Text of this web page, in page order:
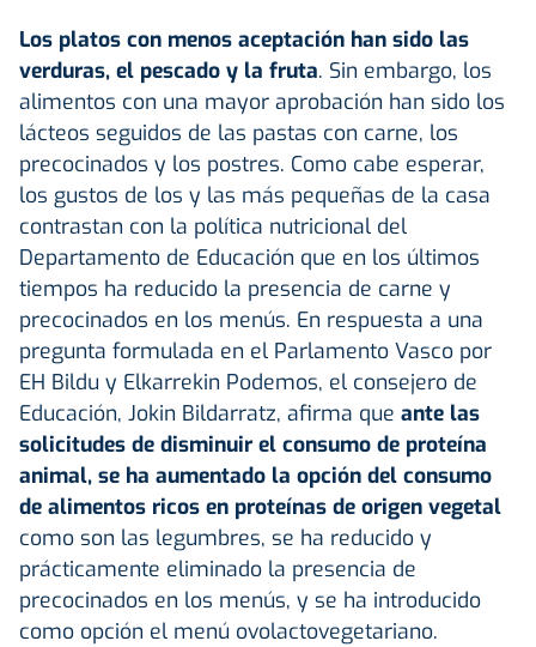
Los platos con menos aceptación han sido las
verduras, el pescado y la fruta. Sin embargo, los
alimentos con una mayor aprobación han sido los
lácteos seguidos de las pastas con carne, los
precocinados y los postres. Como cabe esperar,
los gustos de los y las más pequeñas de la casa
contrastan con la política nutricional del
Departamento de Educación que en los últimos
tiempos ha reducido la presencia de carne y
precocinados en los menús. En respuesta a una
pregunta formulada en el Parlamento Vasco por
EH Bildu y Elkarrekin Podemos, el consejero de
Educación, Jokin Bildarratz, afirma que ante las
solicitudes de disminuir el consumo de proteína
animal, se ha aumentado la opción del consumo
de alimentos ricos en proteínas de origen vegetal
como son las legumbres, se ha reducido y
prácticamente eliminado la presencia de
precocinados en los menús, y se ha introducido
como opción el menú ovolactovegetariano.